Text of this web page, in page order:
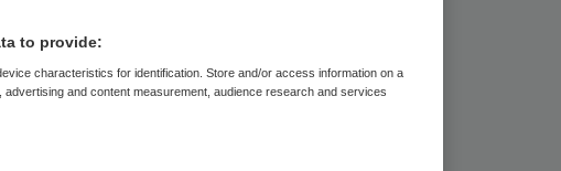
februari 2012
to provide:
characteristics for identification. Store and/or access information on a
and content measurement, audience research and services